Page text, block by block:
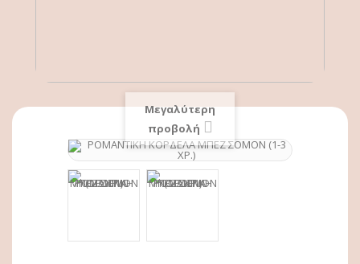
Μεγαλύτερη
προβολή